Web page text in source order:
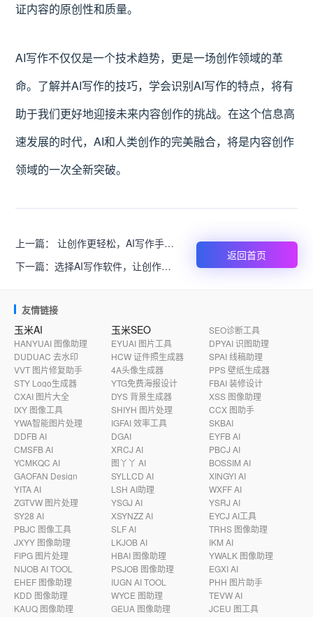
证内容的原创性和质量。
AI写作不仅仅是一个技术趋势，更是一场创作领域的革
命。了解并AI写作的技巧，学会识别AI写作的特点，将有
助于我们更好地迎接未来内容创作的挑战。在这个信息高
速发展的时代，AI和人类创作的完美融合，将是内容创作
领域的一次全新突破。
上一篇：
让创作更轻松，AI写作手机
软件让你的文字创作更高效
下一篇：选择AI写作软件，让创作更
返回首页
友情链接
玉米AI 玉米SEO
SEO诊断工具
HANYUAI 图像助理
EYUAI 图片工具
DPYAI 识图助理
DUDUAC 去水印
HCW 证件照生成器
SPAI 线稿助理
VVT 图片修复助手
4A头像生成器
PPS 壁纸生成器
STY Logo生成器
YTG免费海报设计
FBAI 装修设计
CXAI 图片大全
DYS 背景生成器
XSS 图像助理
IXY 图像工具
SHIYH 图片处理
CCX 图助手
YWA智能图片处理
IGFAI 效率工具
SKBAI
DDFB AI
DGAI
EYFB AI
CMSFB AI
XRCJ AI
PBCJ AI
YCMKQC AI
图丫丫 AI
BOSSIM AI
GAOFAN Design
SYLLCD AI
XINGYI AI
YITA AI
LSH AI助理
WXFF AI
ZGTVW 图片处理
YSGJ AI
YSRJ AI
SY28 AI
XSYNZZ AI
EYCJ AI工具
PBJC 图像工具
SLF AI
TRHS 图像助理
JXYY 图像助理
LKJOB AI
IKM AI
FIPG 图片处理
HBAI 图像助理
YWALK 图像助理
NIJOB AI TOOL
PSJOB 图像助理
EGXI AI
EHEF 图像助理
IUGN AI TOOL
PHH 图片助手
KDD 图像助理
WYCE 图助理
TEVW AI
KAUQ 图像助理
GEUA 图像助理 JCEU 图工具